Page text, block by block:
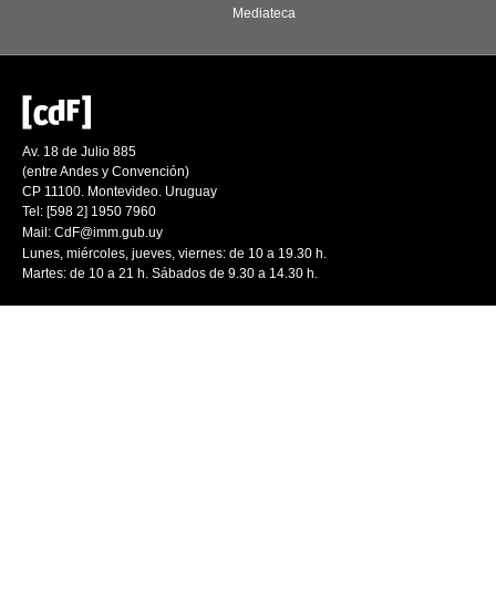
Mediateca
Av. 18 de Julio 885
(entre Andes y Convención)
CP 11100. Montevideo. Uruguay
Tel: [598 2] 1950 7960
Mail: CdF@imm.gub.uy
Lunes, miércoles, jueves, viernes: de 10 a 19.30 h.
Martes: de 10 a 21 h. Sábados de 9.30 a 14.30 h.